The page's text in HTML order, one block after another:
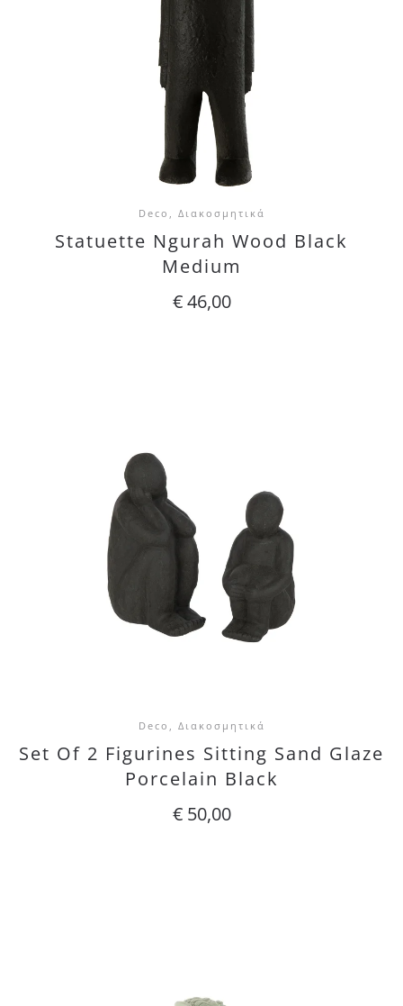
Deco, Διακοσμητικά
Statuette Ngurah Wood Black
Medium
€46,00
Deco, Διακοσμητικά
Set Of 2 Figurines Sitting Sand Glaze
Porcelain Black
€50,00